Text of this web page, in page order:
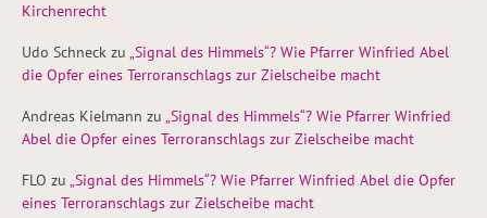
Kirchenrecht
Udo Schneck zu „Signal des Himmels“? Wie Pfarrer Winfried Abel
die Opfer eines Terroranschlags zur Zielscheibe macht
Andreas Kielmann zu „Signal des Himmels“? Wie Pfarrer Winfried
Abel die Opfer eines Terroranschlags zur Zielscheibe macht
FLO zu „Signal des Himmels“? Wie Pfarrer Winfried Abel die Opfer
eines Terroranschlags zur Zielscheibe macht